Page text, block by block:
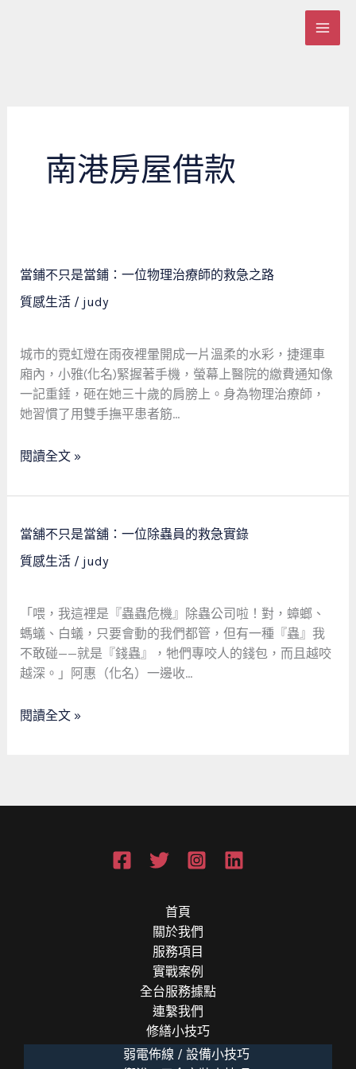
南港房屋借款
當鋪不只是當鋪：一位物理治療師的救急之路
質感生活/ judy
城市的霓虹燈在雨夜裡暈開成一片溫柔的水彩，捷運車
廂內，小雅(化名)緊握著手機，螢幕上醫院的繳費通知像
一記重錘，砸在她三十歲的肩膀上。身為物理治療師，
她習慣了用雙手撫平患者筋…
當
鋪
不
是
當
鋪：
一
位
理
師
的
救
之
路
閱讀全文 »
當舖不只是當舖：一位除蟲員的救急實錄
質感生活/ judy
「喂，我這裡是『蟲蟲危機』除蟲公司啦！對，蟑螂、
螞蟻、白蟻，只要會動的我們都管，但有一種『蟲』我
不敢碰——就是『錢蟲』，牠們專咬人的錢包，而且越咬
越深。」阿惠（化名）一邊收…
當
舖
不
是
當
舖：
一
位
蟲
急
閱讀全文 »
首頁
關於我們
服務項目
實戰案例
全台服務據點
連繫我們
修繕小技巧
弱電佈線 / 設備小技巧